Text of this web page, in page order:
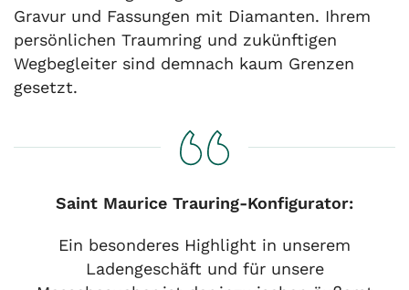
Gravur und Fassungen mit Diamanten. Ihrem
persönlichen Traumring und zukünftigen
Wegbegleiter sind demnach kaum Grenzen
gesetzt.
Saint Maurice Trauring-Konfigurator:
Ein besonderes Highlight in unserem
Ladengeschäft und für unsere